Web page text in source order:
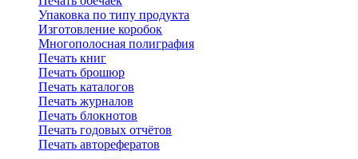
Упаковка по типу продукта
Изготовление коробок
Многополосная полиграфия
Печать книг
Печать брошюр
Печать каталогов
Печать журналов
Печать блокнотов
Печать годовых отчётов
Печать авторефератов